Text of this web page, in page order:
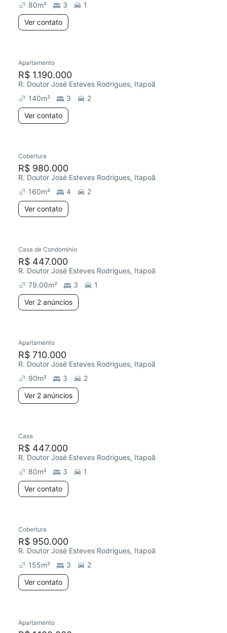
80m² 3
1
Ver contato
Redecorar
Apartamento
R$ 1.190.000
R. Doutor José Esteves Rodrigues, Itapoã
140m² 3
2
Ver contato
Chegou este mês
Cobertura
R$ 980.000
R. Doutor José Esteves Rodrigues, Itapoã
160m² 4
2
Ver contato
Casa de Condomínio
R$ 447.000
R. Doutor José Esteves Rodrigues, Itapoã
79.00m² 3
1
Ver 2 anúncios
Apartamento
R$ 710.000
R. Doutor José Esteves Rodrigues, Itapoã
90m² 3
2
Ver 2 anúncios
Casa
R$ 447.000
R. Doutor José Esteves Rodrigues, Itapoã
80m² 3
1
Ver contato
Cobertura
R$ 950.000
R. Doutor José Esteves Rodrigues, Itapoã
155m² 3
2
Ver contato
Apartamento